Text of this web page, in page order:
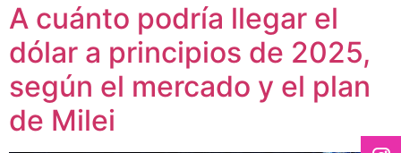
A cuánto podría llegar el
dólar a principios de 2025,
según el mercado y el plan
de Milei